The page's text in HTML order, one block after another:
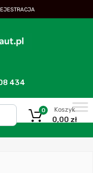
434
Koszyk
0,00 zł
0